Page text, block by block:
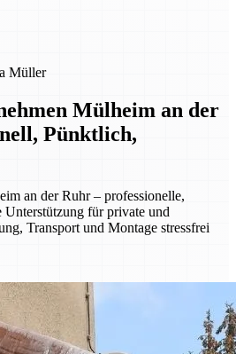
Müller
Mülheim an der
Pünktlich,
an der Ruhr – professionelle,
für private und
Transport und Montage stressfrei